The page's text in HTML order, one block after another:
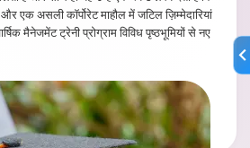
एक असली कॉर्पोरेट माहौल में जटिल ज़िम्मेदारियां
मैनेजमेंट ट्रेनी प्रोग्राम विविध पृष्ठभूमियों से नए